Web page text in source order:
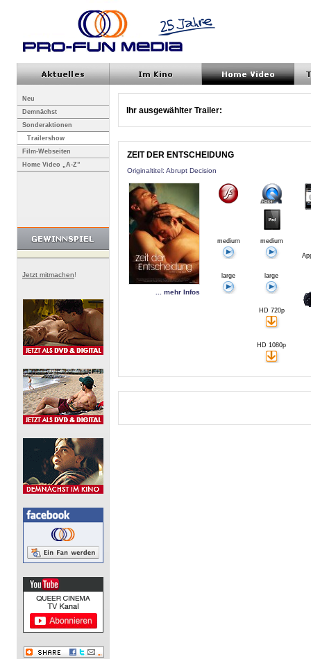
Neu
Demnächst
Sonderaktionen
Trailershow
Film-Webseiten
Home Video „A-Z”
Jetzt mitmachen!
Ihr ausgewählter Trailer:
ZEIT DER ENTSCHEIDUNG
Originaltitel: Abrupt Decision
... mehr Infos
medium
large
medium
large
HD 720p
HD 1080p